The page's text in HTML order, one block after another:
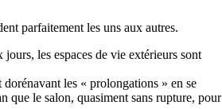
parfaitement les uns aux autres.
les espaces de vie extérieurs sont
les « prolongations » en se
que le salon, quasiment sans rupture, pour